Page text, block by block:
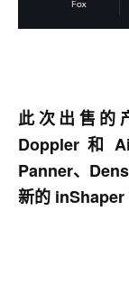
此次出售的
Doppler 和
Panner、
新的 inShaper